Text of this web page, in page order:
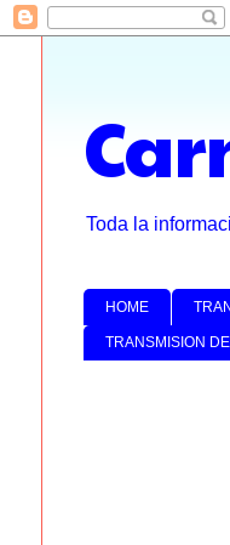
Toda la
HOME
TRANSMISION